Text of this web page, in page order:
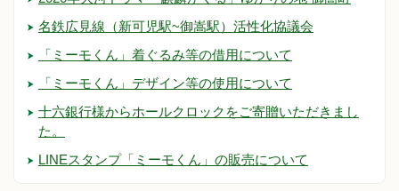
名鉄広見線（新可児駅~御嵩駅）活性化協議会
「ミーモくん」着ぐるみ等の借用について
「ミーモくん」デザイン等の使用について
十六銀行様からホールクロックをご寄贈いただきまし
た。
LINEスタンプ「ミーモくん」の販売について